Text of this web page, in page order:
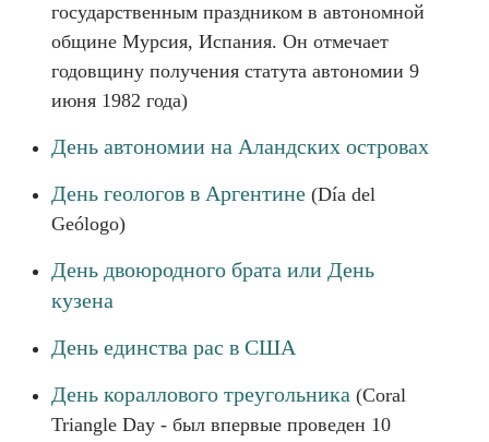
государственным праздником в автономной
общине Мурсия, Испания. Он отмечает
годовщину получения статута автономии 9
июня 1982 года)
День автономии на Аландских островах
День геологов в Аргентине (Día del
Geólogo)
День двоюродного брата или День
кузена
День единства рас в США
День кораллового треугольника (Coral
Triangle Day - был впервые проведен 10